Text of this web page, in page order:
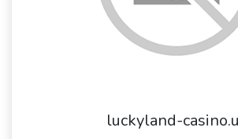
luckyland-